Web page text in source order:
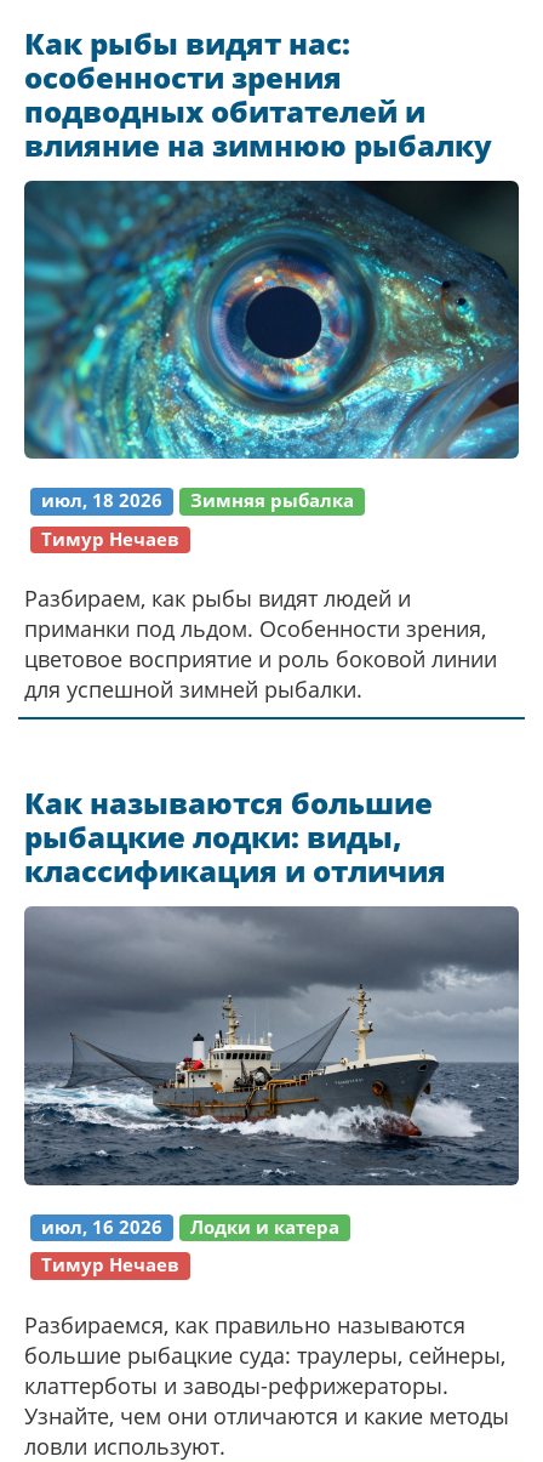
Как рыбы видят нас:
особенности зрения
подводных обитателей и
влияние на зимнюю рыбалку
июл, 18 2026
Зимняя рыбалка
Тимур Нечаев
Разбираем, как рыбы видят людей и
приманки под льдом. Особенности зрения,
цветовое восприятие и роль боковой линии
для успешной зимней рыбалки.
Как называются большие
рыбацкие лодки: виды,
классификация и отличия
июл, 16 2026
Лодки и катера
Тимур Нечаев
Разбираемся, как правильно называются
большие рыбацкие суда: траулеры, сейнеры,
клаттерботы и заводы-рефрижераторы.
Узнайте, чем они отличаются и какие методы
ловли используют.